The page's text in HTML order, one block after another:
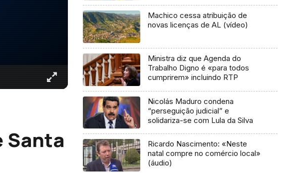
Santa
Machico cessa atribuição de
novas licenças de AL (vídeo)
Ministra diz que Agenda do
Trabalho Digno é «para todos
cumprirem» incluindo RTP
Nicolás Maduro condena
“perseguição judicial” e
solidariza-se com Lula da Silva
Ricardo Nascimento: «Neste
natal compre no comércio local»
(áudio)